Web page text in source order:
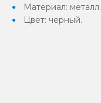
Материал: металл.
Цвет: черный.